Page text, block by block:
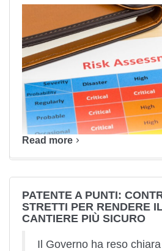
Read more
PATENTE A PUNTI:
STRETTI PER RENDERE
CANTIERE PIÙ SICURO
Il Governo ha reso